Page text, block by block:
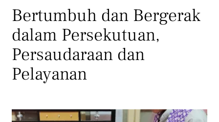
Bertumbuh dan Bergerak
dalam Persekutuan,
Persaudaraan dan
Pelayanan